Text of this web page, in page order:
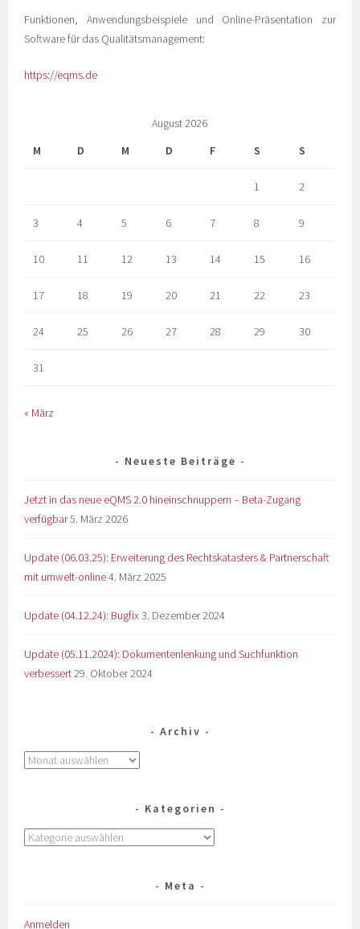
Funktionen, Anwendungsbeispiele und Online-Präsentation zur
Software für das Qualitätsmanagement:
https://eqms.de
August 2026
M
D M D F S S
1 2
3 4 5 6 7 8 9
10 11 12 13 14 15 16
17 18 19 20 21 22 23
24 25 26 27 28 29 30
31
« März
Neueste Beiträge
Jetzt in das neue eQMS 2.0 hineinschnuppern – Beta-Zugang
verfügbar5. März 2026
Update (06.03.25): Erweiterung des Rechtskatasters & Partnerschaft
mit umwelt-online4. März 2025
Update (04.12.24): Bugfix3. Dezember 2024
Update (05.11.2024): Dokumentenlenkung und Suchfunktion
verbessert29. Oktober 2024
Archiv
Kategorien
Meta
Anmelden